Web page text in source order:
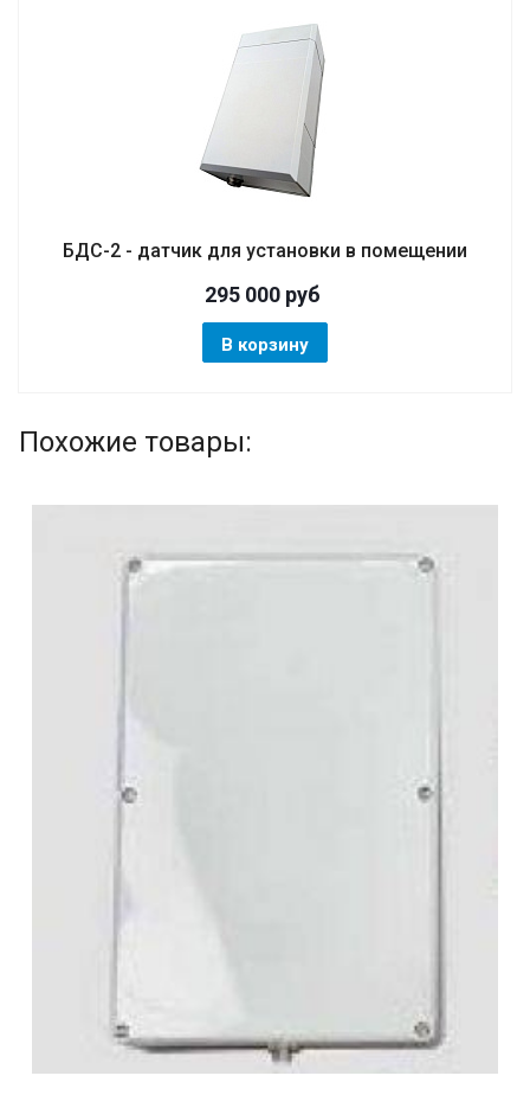
БДС-2 - датчик для установки в помещении
295 000руб
В корзину
Похожие товары: